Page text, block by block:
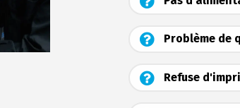
Problème de
Refuse